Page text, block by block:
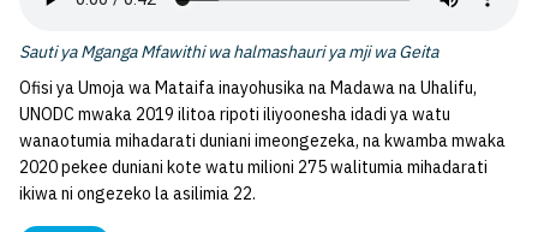
Sauti ya Mganga Mfawithi wa halmashauri ya mji wa Geita
Ofisi ya Umoja wa Mataifa inayohusika na Madawa na Uhalifu,
UNODC mwaka 2019 ilitoa ripoti iliyoonesha idadi ya watu
wanaotumia mihadarati duniani imeongezeka, na kwamba mwaka
2020 pekee duniani kote watu milioni 275 walitumia mihadarati
ikiwa ni ongezeko la asilimia 22.